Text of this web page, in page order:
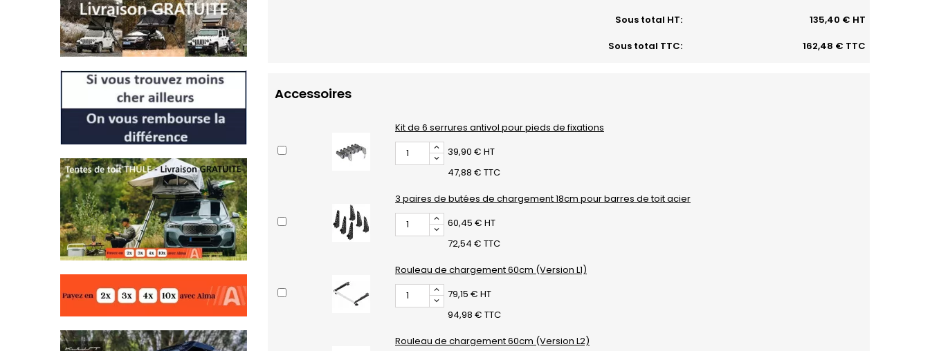
Sous total HT:
135,40 € HT
Sous total TTC:
162,48 € TTC
Accessoires
Kit de 6 serrures antivol pour pieds de fixations
39,90 € HT
47,88 € TTC
3 paires de butées de chargement 18cm pour barres de toit acier
60,45 € HT
72,54 € TTC
Rouleau de chargement 60cm (Version L1)
79,15 € HT
94,98 € TTC
Rouleau de chargement 60cm (Version L2)